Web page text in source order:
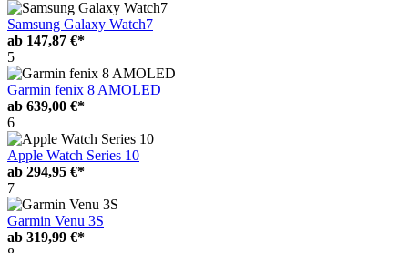
Samsung Galaxy Watch7
ab 147,87 €*
5
Garmin fenix 8 AMOLED
ab 639,00 €*
6
Apple Watch Series 10
ab 294,95 €*
7
Garmin Venu 3S
ab 319,99 €*